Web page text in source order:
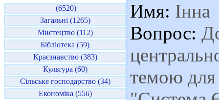
(6520)
Загальні (1265)
Мистецтво (112)
Бібліотека (59)
Краєзнавство (383)
Культура (60)
Сільське господарство (34)
Економіка (556)
Имя: Інна
Вопрос:
темою для